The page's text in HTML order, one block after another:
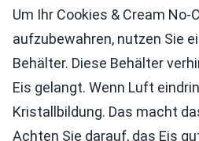
Um Ihr Cookies & Cream No-
aufzubewahren, nutzen Sie
Behälter. Diese Behälter
Eis gelangt. Wenn Luft
Kristallbildung. Das macht
Achten Sie darauf, das Eis